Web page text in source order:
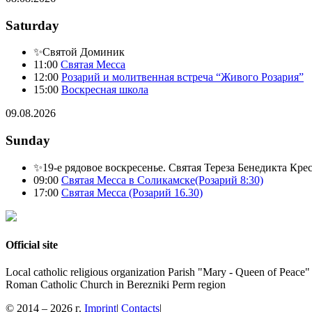
Saturday
✨Святой Доминик
11:00 Святая Месса
12:00 Розарий и молитвенная встреча “Живого Розария”
15:00 Воскресная школа
09.08.2026
Sunday
✨19-е рядовое воскресенье. Святая Тереза Бенедикта
09:00 Святая Месса в Соликамске(Розарий 8:30)
17:00 Святая Месса (Розарий 16.30)
Official site
Local catholic religious organization Parish "Mary - Queen of Peace"
Roman Catholic Church in Berezniki Perm region
© 2014 – 2026 г. Imprint| Contacts|